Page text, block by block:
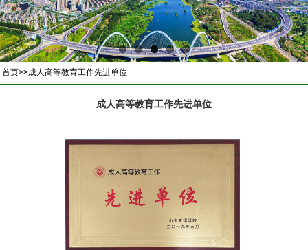
首页>>成人高等教育工作先进单位
成人高等教育工作先进单位